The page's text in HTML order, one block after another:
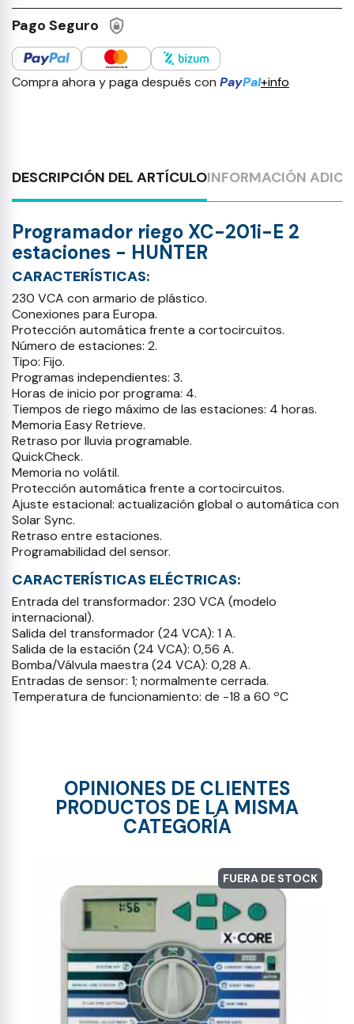
Pago Seguro
Compra ahora y paga después con PayPal+info
DESCRIPCIÓN DEL ARTÍCULOINFORMACIÓN
Programador riego XC-201i-E 2
estaciones - HUNTER
CARACTERÍSTICAS:
230 VCA con armario de plástico.
Conexiones para Europa.
Protección automática frente a cortocircuitos.
Número de estaciones: 2.
Tipo: Fijo.
Programas independientes: 3.
Horas de inicio por programa: 4.
Tiempos de riego máximo de las estaciones: 4 horas.
Memoria Easy Retrieve.
Retraso por lluvia programable.
QuickCheck.
Memoria no volátil.
Protección automática frente a cortocircuitos.
Ajuste estacional: actualización global o automática con
Solar Sync.
Retraso entre estaciones.
Programabilidad del sensor.
CARACTERÍSTICAS ELÉCTRICAS:
Entrada del transformador: 230 VCA (modelo
internacional).
Salida del transformador (24 VCA): 1 A.
Salida de la estación (24 VCA): 0,56 A.
Bomba/Válvula maestra (24 VCA): 0,28 A.
Entradas de sensor: 1; normalmente cerrada.
Temperatura de funcionamiento: de -18 a 60 ºC
OPINIONES DE CLIENTES
PRODUCTOS DE LA MISMA
CATEGORÍA
FUERA DE STOCK